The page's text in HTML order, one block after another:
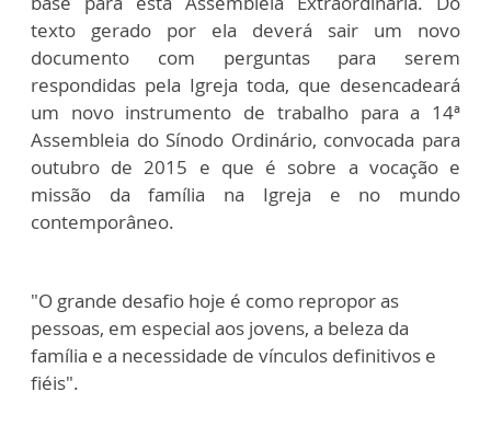
texto gerado por ela deverá sair um novo
documento com perguntas para serem
respondidas pela Igreja toda, que desencadeará
um novo instrumento de trabalho para a 14ª
Assembleia do Sínodo Ordinário, convocada para
outubro de 2015 e que é sobre a vocação e
missão da família na Igreja e no mundo
contemporâneo.
"O grande desafio hoje é como repropor as
pessoas, em especial aos jovens, a beleza da
família e a necessidade de vínculos definitivos e
fiéis".